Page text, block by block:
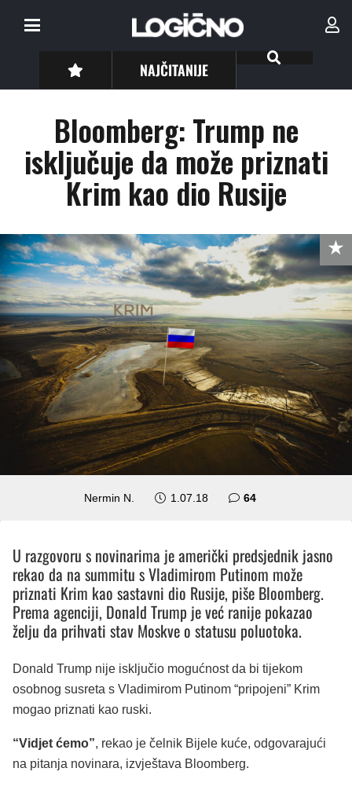
NAJČITANIJE
Bloomberg: Trump ne
isključuje da može priznati
Krim kao dio Rusije
Nermin N. 1.07.18 64komentara
U razgovoru s novinarima je američki predsjednik jasno
rekao da na summitu s Vladimirom Putinom može
priznati Krim kao sastavni dio Rusije, piše Bloomberg.
Prema agenciji, Donald Trump je već ranije pokazao
želju da prihvati stav Moskve o statusu poluotoka.
Donald Trump nije isključio mogućnost da bi tijekom
osobnog susreta s Vladimirom Putinom “pripojeni” Krim
mogao priznati kao ruski.
“Vidjet ćemo”, rekao je čelnik Bijele kuće, odgovarajući
na pitanja novinara, izvještava Bloomberg.